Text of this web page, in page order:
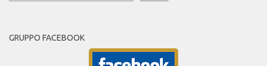
GRUPPO FACEBOOK